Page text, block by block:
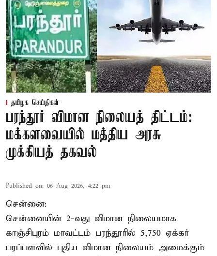
தமிழக செய்திகள்
பரந்தூர் விமான நிலையத் திட்டம்:
மக்களவையில் மத்திய அரசு
முக்கியத் தகவல்
Published on: 06 Aug 2026, 4:22 pm
சென்னை:
சென்னையின் 2-வது விமான நிலையமாக
காஞ்சிபுரம் மாவட்டம் பரந்தூரில் 5,750 ஏக்கர்
பரப்பளவில் புதிய விமான நிலையம் அமைக்கும்